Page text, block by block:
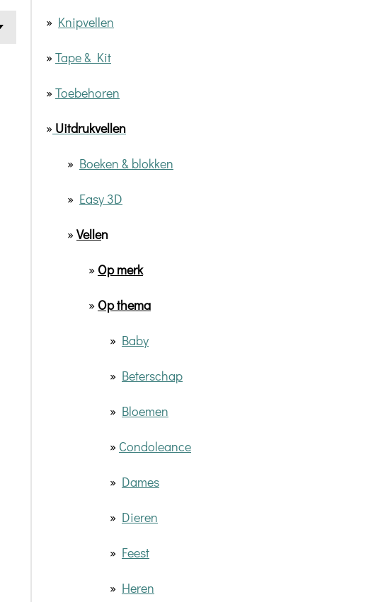
» Knipvellen
»Tape & Kit
»Toebehoren
» Uitdrukvellen
» Boeken & blokken
» Easy 3D
»Vellen
» Op merk
» Op thema
» Baby
» Beterschap
» Bloemen
» Condoleance
» Dames
» Dieren
» Feest
» Heren